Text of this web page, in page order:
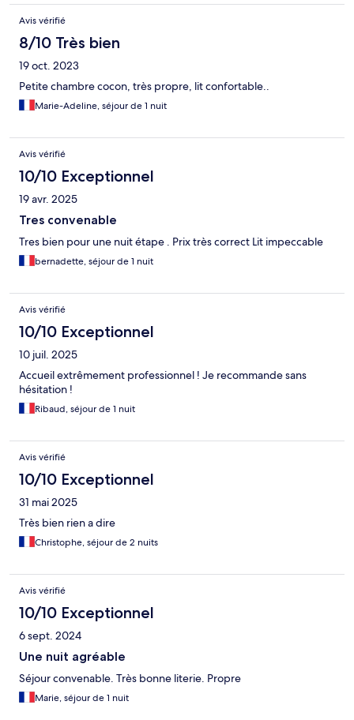
Avis vérifié
8/10 Très bien
19 oct. 2023
Petite chambre cocon, très propre, lit confortable..
Marie-Adeline, séjour de 1 nuit
Avis vérifié
10/10 Exceptionnel
19 avr. 2025
Tres convenable
Tres bien pour une nuit étape . Prix très correct Lit impeccable
bernadette, séjour de 1 nuit
Avis vérifié
10/10 Exceptionnel
10 juil. 2025
Accueil extrêmement professionnel ! Je recommande sans
hésitation !
Ribaud, séjour de 1 nuit
Avis vérifié
10/10 Exceptionnel
31 mai 2025
Très bien rien a dire
Christophe, séjour de 2 nuits
Avis vérifié
10/10 Exceptionnel
6 sept. 2024
Une nuit agréable
Séjour convenable. Très bonne literie. Propre
Marie, séjour de 1 nuit